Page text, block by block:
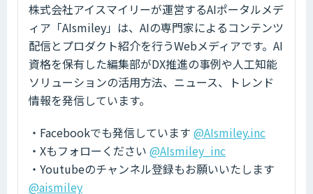
株式会社アイスマイリーが運営するAIポータルメデ
ィア「AIsmiley」は、AIの専門家によるコンテンツ
配信とプロダクト紹介を行うWebメディアです。AI
資格を保有した編集部がDX推進の事例や人工知能
ソリューションの活用方法、ニュース、トレンド
情報を発信しています。
・Facebookでも発信しています @AIsmiley.inc
・Xもフォローください @AIsmiley_inc
・Youtubeのチャンネル登録もお願いいたします
@aismiley